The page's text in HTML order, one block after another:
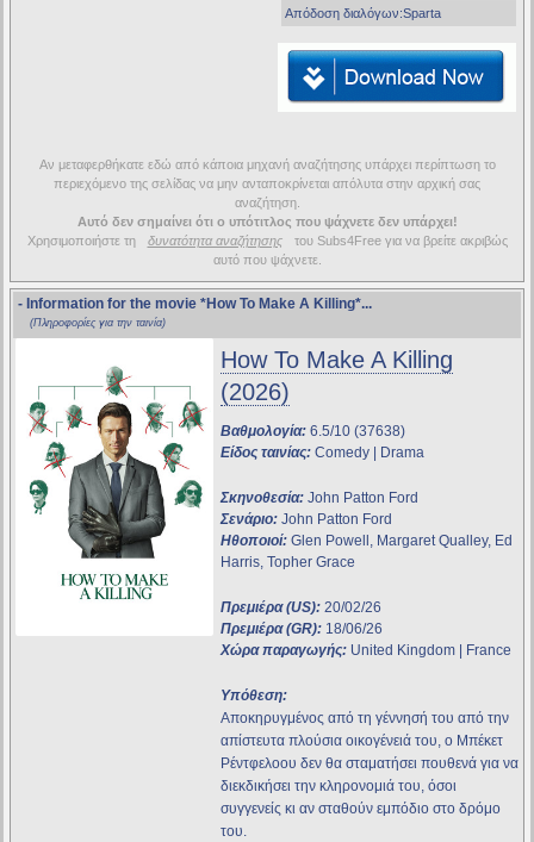
Απόδοση διαλόγων:Sparta
Αν μεταφερθήκατε εδώ από κάποια μηχανή αναζήτησης υπάρχει περίπτωση το
περιεχόμενο της σελίδας να μην ανταποκρίνεται απόλυτα στην αρχική σας
αναζήτηση.
Αυτό δεν σημαίνει ότι ο υπότιτλος που ψάχνετε δεν υπάρχει!
Χρησιμοποιήστε τη
δυνατότητα αναζήτησης
του Subs4Free για να βρείτε ακριβώς
αυτό που ψάχνετε.
- Information for the movie *How To Make A Killing*...
(Πληροφορίες για την ταινία)
How To Make A Killing
(2026)
Βαθμολογία: 6.5/10 (37638)
Είδος ταινίας: Comedy | Drama
Σκηνοθεσία: John Patton Ford
Σενάριο: John Patton Ford
Ηθοποιοί: Glen Powell, Margaret Qualley, Ed
Harris, Topher Grace
Πρεμιέρα (US): 20/02/26
Πρεμιέρα (GR): 18/06/26
Χώρα παραγωγής: United Kingdom | France
Υπόθεση:
Αποκηρυγμένος από τη γέννησή του από την
απίστευτα πλούσια οικογένειά του, ο Μπέκετ
Ρέντφελοου δεν θα σταματήσει πουθενά για να
διεκδικήσει την κληρονομιά του, όσοι
συγγενείς κι αν σταθούν εμπόδιο στο δρόμο
του.